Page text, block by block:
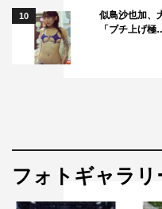
千葉雄大 コメント
10
似鳥沙也加、
「ブチ上げ極
フォトギャラリ